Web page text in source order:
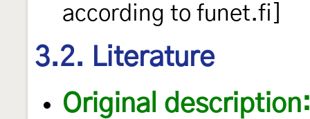
according to funet.fi]
3.2. Literature
Original description: